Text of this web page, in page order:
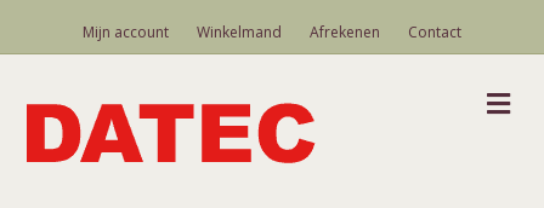
Mijn account Winkelmand Afrekenen Contact